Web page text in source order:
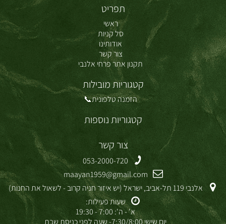
תפריט
ראשי
סל קניות
אודותינו
צור קשר
תקנון אתר פרחי אלנבי
קטגוריות מובילות
הזמנה טלפונית📞
קטגוריות נוספות
צור קשר
053-2000-720
maayan1959@gmail.com
אלנבי 119 תל-אביב, ישראל (יש איזור חניה קרוב - לשאול את החנות)
שעות פעילות:
א' - ה': 7:00 - 19:30
יום שישי 7:30/8:00- שעה לפני כניסת שבת